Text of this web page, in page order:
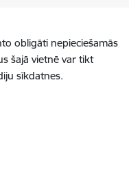
obligāti nepieciešamās
šajā vietnē var tikt
sīkdatnes.